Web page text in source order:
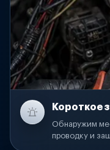
Короткое
Обнаружим
проводку и